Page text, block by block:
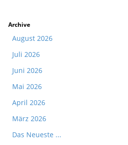
Archive
August 2026
Juli 2026
Juni 2026
Mai 2026
April 2026
März 2026
Das Neueste ...